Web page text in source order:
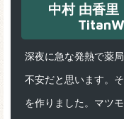
中村 由香里
深夜に急な発熱で薬
不安だと思います。
を作りました。マツ